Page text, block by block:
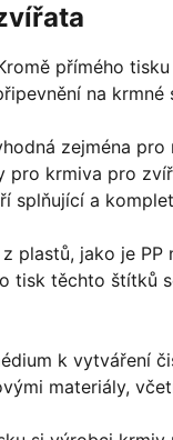
přímého
na krmné
zejména
pro krmiva pro
splňující a
plastů, jako je
tisk těchto štítků
k vytváření
materiály,